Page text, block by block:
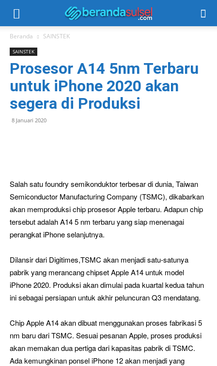
Beranda SAINSTEK
SAINSTEK
Prosesor A14 5nm Terbaru
untuk iPhone 2020 akan
segera di Produksi
8 Januari 2020
Salah satu foundry semikonduktor terbesar di dunia, Taiwan
Semiconductor Manufacturing Company (TSMC), dikabarkan
akan memproduksi chip prosesor Apple terbaru. Adapun chip
tersebut adalah A14 5 nm terbaru yang siap menenagai
perangkat iPhone selanjutnya.
Dilansir dari Digitimes,TSMC akan menjadi satu-satunya
pabrik yang merancang chipset Apple A14 untuk model
iPhone 2020. Produksi akan dimulai pada kuartal kedua tahun
ini sebagai persiapan untuk akhir peluncuran Q3 mendatang.
Chip Apple A14 akan dibuat menggunakan proses fabrikasi 5
nm baru dari TSMC. Sesuai pesanan Apple, proses produksi
akan memakan dua pertiga dari kapasitas pabrik di TSMC.
Ada kemungkinan ponsel iPhone 12 akan menjadi yang